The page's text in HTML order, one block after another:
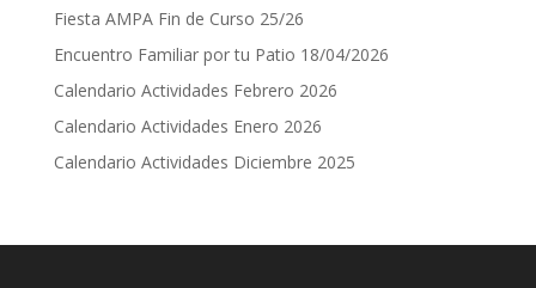
Fiesta AMPA Fin de Curso 25/26
Encuentro Familiar por tu Patio 18/04/2026
Calendario Actividades Febrero 2026
Calendario Actividades Enero 2026
Calendario Actividades Diciembre 2025